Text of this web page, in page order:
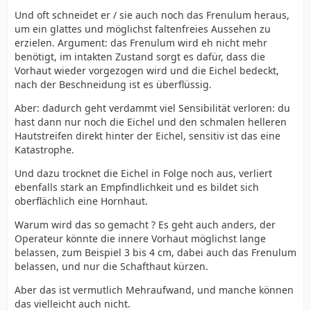
Und oft schneidet er / sie auch noch das Frenulum heraus,
um ein glattes und möglichst faltenfreies Aussehen zu
erzielen. Argument: das Frenulum wird eh nicht mehr
benötigt, im intakten Zustand sorgt es dafür, dass die
Vorhaut wieder vorgezogen wird und die Eichel bedeckt,
nach der Beschneidung ist es überflüssig.
Aber: dadurch geht verdammt viel Sensibilität verloren: du
hast dann nur noch die Eichel und den schmalen helleren
Hautstreifen direkt hinter der Eichel, sensitiv ist das eine
Katastrophe.
Und dazu trocknet die Eichel in Folge noch aus, verliert
ebenfalls stark an Empfindlichkeit und es bildet sich
oberflächlich eine Hornhaut.
Warum wird das so gemacht ? Es geht auch anders, der
Operateur könnte die innere Vorhaut möglichst lange
belassen, zum Beispiel 3 bis 4 cm, dabei auch das Frenulum
belassen, und nur die Schafthaut kürzen.
Aber das ist vermutlich Mehraufwand, und manche können
das vielleicht auch nicht.